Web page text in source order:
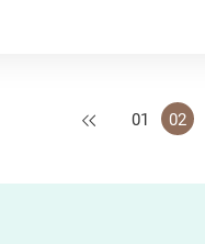
上一页
01 02